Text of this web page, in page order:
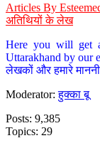
Articles By
अतिथियों के लेख
Here you will get
Uttarakhand by our
लेखकों और हमारे
Moderator:हुक्का बू
Posts: 9,385
Topics: 29